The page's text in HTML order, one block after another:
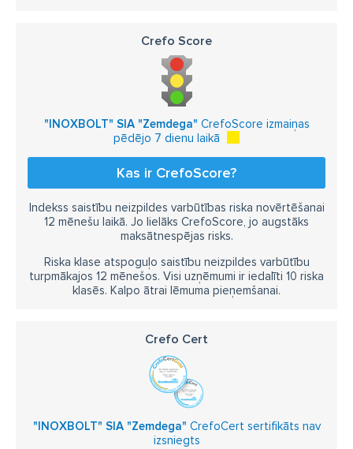
Crefo Score
"INOXBOLT" SIA "Zemdega" CrefoScore izmaiņas
pēdējo 7 dienu laikā
Kas ir CrefoScore?
Indekss saistību neizpildes varbūtības riska novērtēšanai
12 mēnešu laikā. Jo lielāks CrefoScore, jo augstāks
maksātnespējas risks.
Riska klase atspoguļo saistību neizpildes varbūtību
turpmākajos 12 mēnešos. Visi uzņēmumi ir iedalīti 10 riska
klasēs. Kalpo ātrai lēmuma pieņemšanai.
Crefo Cert
"INOXBOLT" SIA "Zemdega" CrefoCert sertifikāts nav
izsniegts